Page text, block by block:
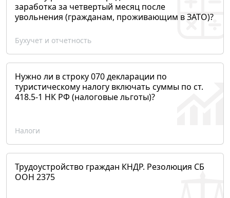
заработка за четвертый месяц после
увольнения (гражданам, проживающим в ЗАТО)?
Бухучет и отчетность
Нужно ли в строку 070 декларации по
туристическому налогу включать суммы по ст.
418.5-1 НК РФ (налоговые льготы)?
Налоги
Трудоустройство граждан КНДР. Резолюция СБ
ООН 2375